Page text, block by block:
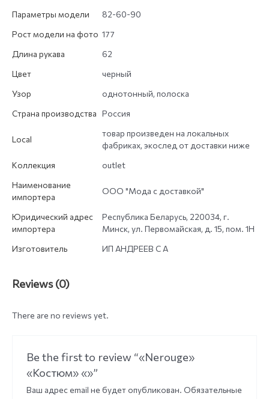
Параметры модели
82-60-90
Рост модели на фото 177
Длина рукава
62
Цвет
черный
Узор
однотонный, полоска
Страна производства Россия
Local
товар произведен на локальных
фабриках, экослед от доставки ниже
Коллекция
outlet
Наименование
импортера
ООО "Мода с доставкой"
Юридический адрес
импортера
Республика Беларусь, 220034, г.
Минск, ул. Первомайская, д. 15, пом. 1Н
Изготовитель
ИП АНДРЕЕВ С А
Reviews (0)
There are no reviews yet.
Be the first to review “«Nerouge»
«Костюм» «»”
Ваш адрес email не будет опубликован. Обязательные